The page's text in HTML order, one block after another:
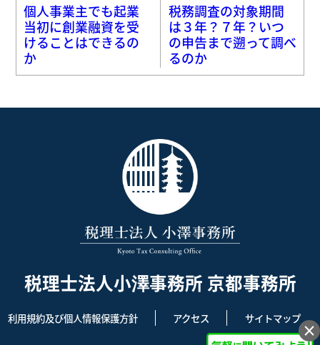
個人事業主でも起業
当初に創業融資を受
けることはできるの
か
税務調査の対象期間
は３年？７年？いつ
の申告まで遡って調べ
るのか
税理士法人小澤事務所 京都事務所
利用規約及び個人情報保護方針 アクセス サイトマップ
×